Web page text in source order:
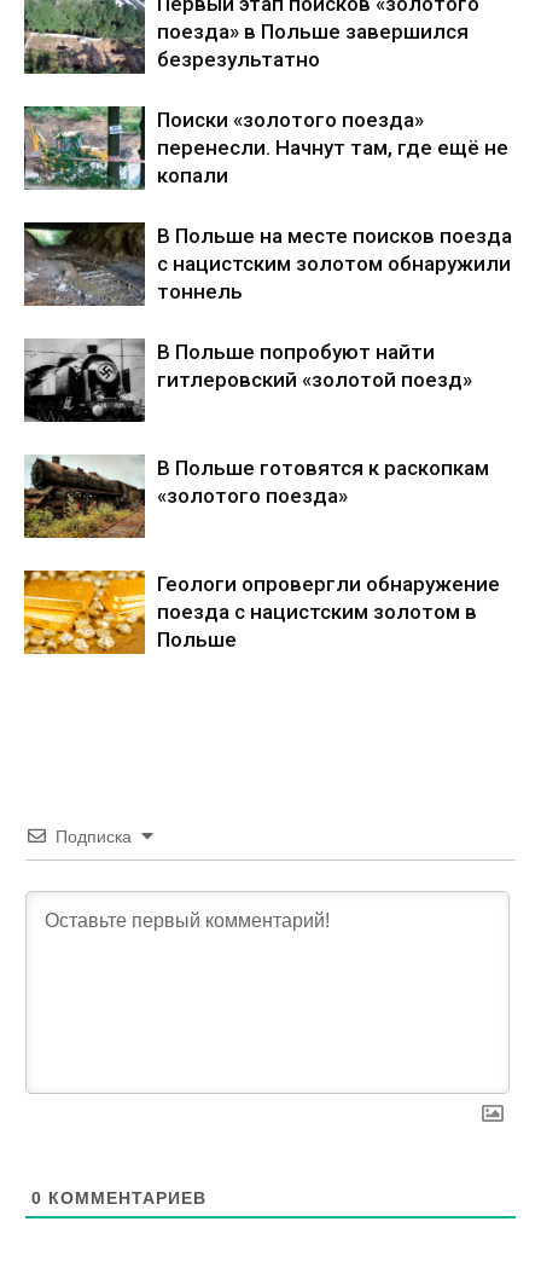
поезда» в Польше завершился
безрезультатно
Поиски «золотого поезда»
перенесли. Начнут там, где ещё не
копали
В Польше на месте поисков поезда
с нацистским золотом обнаружили
тоннель
В Польше попробуют найти
гитлеровский «золотой поезд»
В Польше готовятся к раскопкам
«золотого поезда»
Геологи опровергли обнаружение
поезда с нацистским золотом в
Польше
Подписка
0 КОММЕНТАРИЕВ